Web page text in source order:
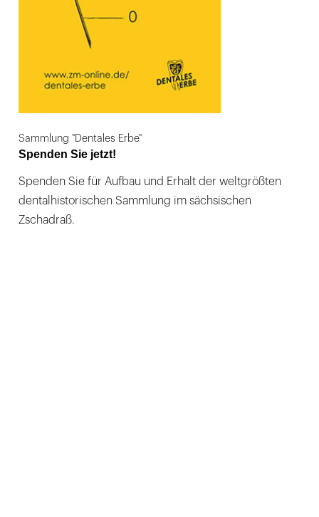
Sammlung "Dentales Erbe"
Spenden Sie jetzt!
Spenden Sie für Aufbau und Erhalt der weltgrößten
dentalhistorischen Sammlung im sächsischen
Zschadraß.